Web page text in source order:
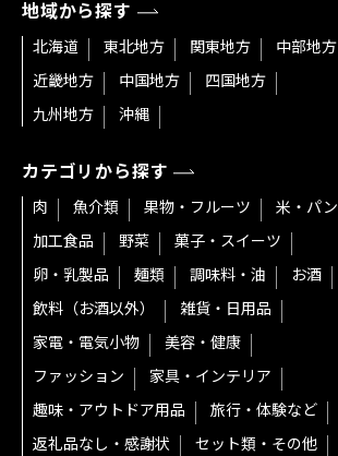
地域から探す
北海道 東北地方 関東地方
中部地方
近畿地方
中国地方
四国地方
九州地方
沖縄
カテゴリから探す
肉 魚介類 果物・フルーツ
米・パン
加工食品
野菜
菓子・スイーツ
卵・乳製品
麺類 調味料・油
お酒
飲料（お酒以外）
雑貨・日用品
家電・電気小物
美容・健康
ファッション
家具・インテリア
趣味・アウトドア用品
旅行・体験など
返礼品なし・感謝状
セット類・その他